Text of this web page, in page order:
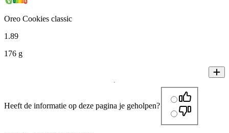
Oreo Cookies classic
1 .89
176 g
Heeft de informatie op deze pagina je geholpen?